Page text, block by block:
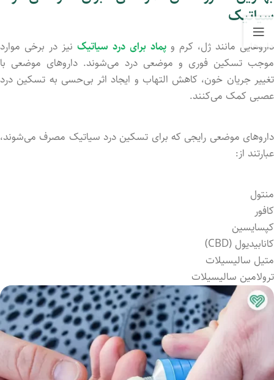
سیاتیک
داروهایی مانند ژل، کرم و پماد برای درد سیاتیک نیز در برخی موارد
موجب تسکین فوری و موضعی درد می‌شوند. داروهای موضعی با
تغییر جریان خون، کاهش التهاب و ایجاد اثر بی‌حسی به تسکین درد
عصبی کمک می‌کنند.
داروهای موضعی رایجی که برای تسکین درد سیاتیک مصرف می‌شوند،
عبارتند از:
منتول
کافور
کپسایسین
کانابیدیول (CBD)
متیل سالیسیلات
ترولامین سالیسیلات